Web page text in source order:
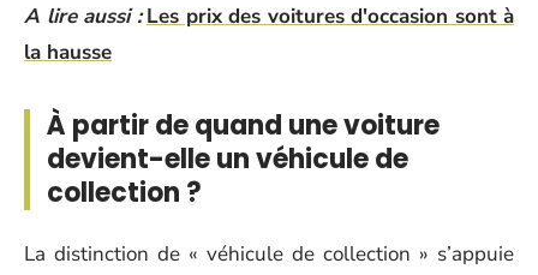
A lire aussi : Les prix des voitures d'occasion sont à
la hausse
À partir de quand une voiture
devient-elle un véhicule de
collection ?
La distinction de « véhicule de collection » s’appuie